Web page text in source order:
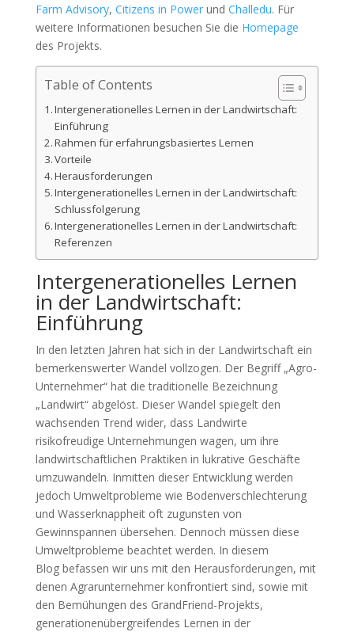
Farm Advisory, Citizens in Powerund Challedu. Für
weitere Informationen besuchen Sie die Homepage
des Projekts.
Table of Contents
Intergenerationelles Lernen in der Landwirtschaft:
Einführung
Rahmen für erfahrungsbasiertes Lernen
Vorteile
Herausforderungen
Intergenerationelles Lernen in der Landwirtschaft:
Schlussfolgerung
Intergenerationelles Lernen in der Landwirtschaft:
Referenzen
Intergenerationelles Lernen
in der Landwirtschaft:
Einführung
In den letzten Jahren hat sich in der Landwirtschaft ein
bemerkenswerter Wandel vollzogen. Der Begriff „Agro-
Unternehmer“ hat die traditionelle Bezeichnung
„Landwirt“ abgelöst. Dieser Wandel spiegelt den
wachsenden Trend wider, dass Landwirte
risikofreudige Unternehmungen wagen, um ihre
landwirtschaftlichen Praktiken in lukrative Geschäfte
umzuwandeln. Inmitten dieser Entwicklung werden
jedoch Umweltprobleme wie Bodenverschlechterung
und Wasserknappheit oft zugunsten von
Gewinnspannen übersehen. Dennoch müssen diese
Umweltprobleme beachtet werden. In diesem
Blog befassen wir uns mit den Herausforderungen, mit
denen Agrarunternehmer konfrontiert sind, sowie mit
den Bemühungen des GrandFriend-Projekts,
generationenübergreifendes Lernen in der